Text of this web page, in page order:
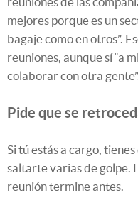
mejores porque es un
bagaje como en otros”.
reuniones, aunque sí “a
colaborar con otra
Pide que se
Si tú estás a cargo,
saltarte varias de golpe.
reunión termine antes.